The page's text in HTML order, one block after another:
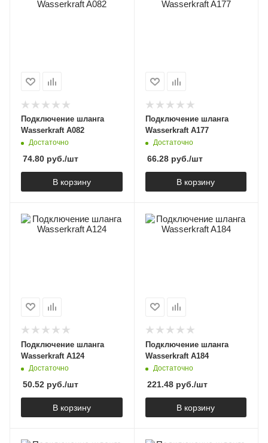
Подключение шланга
Wasserkraft A082
Достаточно
74.80 руб./шт
В корзину
Подключение шланга
Wasserkraft A177
Достаточно
66.28руб./шт
В корзину
Подключение шланга
Wasserkraft A124
Достаточно
50.52 руб./шт
В корзину
Подключение шланга
Wasserkraft A184
Достаточно
221.48руб./шт
В корзину